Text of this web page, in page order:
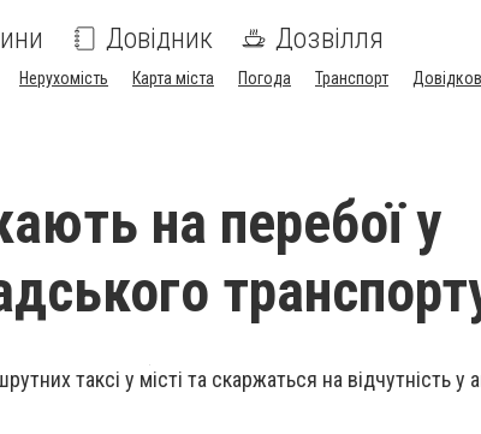
Довідник Дозвілля
Нерухомість Карта міста Погода Транспорт
на перебої у
таксі у місті та скаржаться на відчутність у